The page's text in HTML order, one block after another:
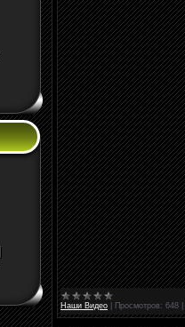
Наши Видео Просмотров: 648